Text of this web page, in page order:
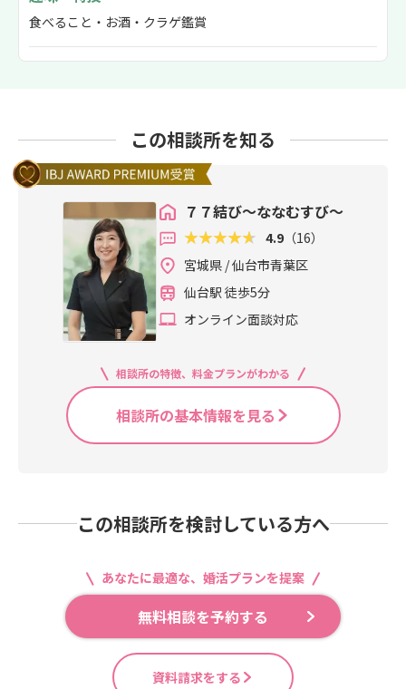
食べること・お酒・クラゲ鑑賞
この相談所を知る
７７結び～ななむすび～
4.9 （16）
宮城県 / 仙台市青葉区
仙台駅 徒歩5分
オンライン面談対応
相談所の特徴、料金プランがわかる
相談所の基本情報を見る
この相談所を検討している方へ
あなたに最適な、婚活プランを提案
無料相談を予約する
資料請求をする